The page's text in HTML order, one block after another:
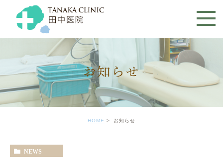
お知らせ
HOME お知らせ
NEWS